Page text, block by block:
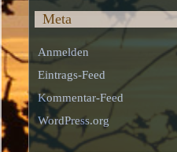
Meta
Anmelden
Eintrags-Feed
Kommentar-Feed
WordPress.org